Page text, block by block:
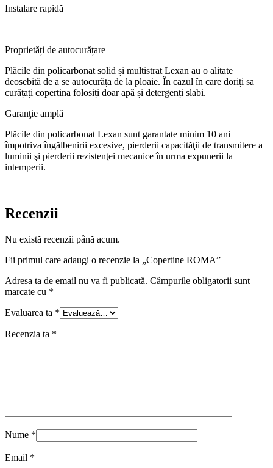
Instalare rapidă
Proprietăți de autocurățare
Plăcile din policarbonat solid și multistrat Lexan au o alitate
deosebită de a se autocurăța de la ploaie. În cazul în care doriți sa
curățați copertina folosiți doar apă și detergenți slabi.
Garanţie amplă
Plăcile din policarbonat Lexan sunt garantate minim 10 ani
împotriva îngălbenirii excesive, pierderii capacităţii de transmitere a
luminii şi pierderii rezistenţei mecanice în urma expunerii la
intemperii.
Recenzii
Nu există recenzii până acum.
Fii primul care adaugi o recenzie la „Copertine ROMA”
Adresa ta de email nu va fi publicată. Câmpurile obligatorii sunt
marcate cu *
Evaluarea ta *
Recenzia ta *
Nume *
Email *